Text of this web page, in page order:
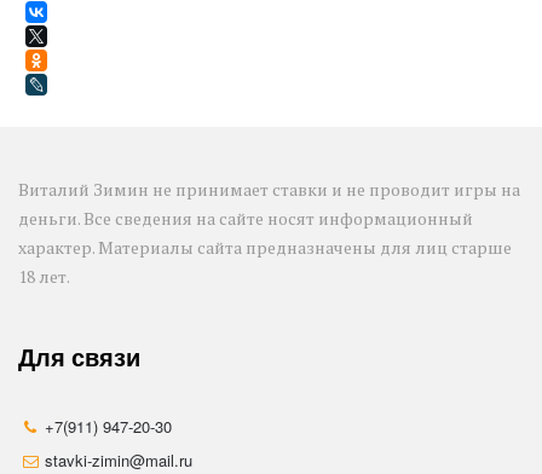
Виталий Зимин не принимает ставки и не проводит игры на
деньги. Все сведения на сайте носят информационный
характер. Материалы сайта предназначены для лиц старше
18 лет.
Для связи
+7(911) 947-20-30
stavki-zimin@mail.ru